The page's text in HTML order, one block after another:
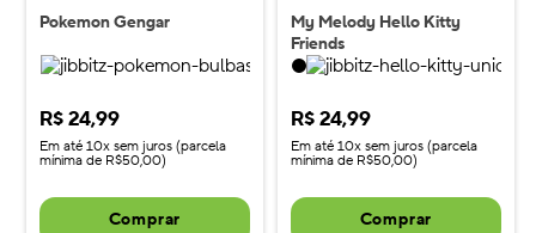
Pokemon Gengar
R$24,99
Em até 10x sem juros (parcela
mínima de R$50,00)
Comprar
My Melody Hello Kitty
Friends
R$24,99
Em até 10x sem juros (parcela
mínima de R$50,00)
Comprar